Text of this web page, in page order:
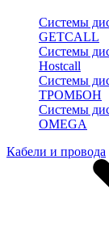
Системы
GETCALL
Системы
Hostcall
Системы
ТРОМБОН
Системы
OMEGA
Кабели и провода